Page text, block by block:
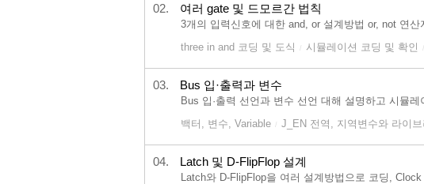
02. 여러 gate 및 드모르간 법칙
3개의 입력신호에 대한 and, or 설계방법 or, not 연산
three in and 코딩 및 도식
시뮬레이션 코딩 및 확인
03. Bus 입·출력과 변수
Bus 입·출력 선언과 변수 선언 대해 설명하고 시뮬레
백터, 변수, Variable
J_EN 전역, 지역변수와 라이브
04. Latch 및 D-FlipFlop 설계
Latch와 D-FlipFlop을 여러 설계방법으로 코딩,